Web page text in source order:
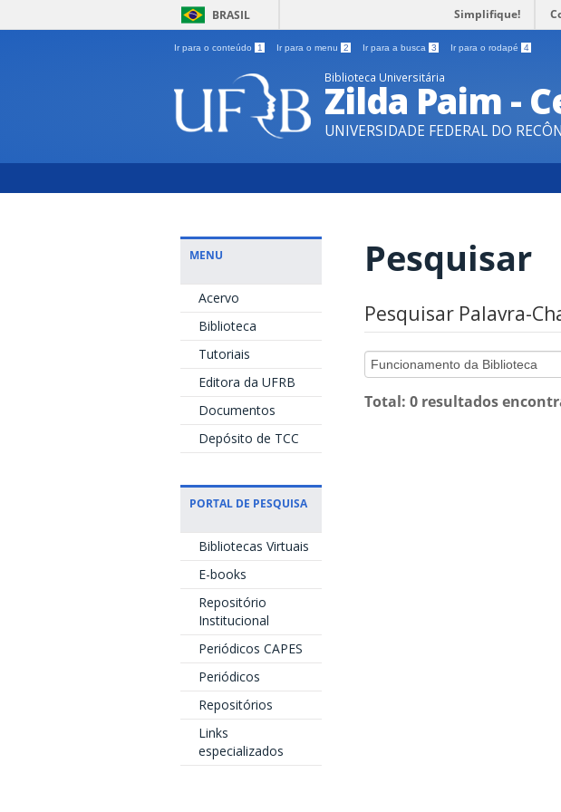
BRASIL Simplifique!
Ir para o conteúdo 1 Ir para o menu 2 Ir para a busca 3 Ir para o rodapé 4
Biblioteca Universitária
Zilda Paim -
UNIVERSIDADE FEDERAL DO
MENU
Acervo
Biblioteca
Tutoriais
Editora da UFRB
Documentos
Depósito de TCC
PORTAL DE PESQUISA
Bibliotecas Virtuais
E-books
Repositório
Institucional
Periódicos CAPES
Periódicos
Repositórios
Links
especializados
Pesquisar
Pesquisar Palavra-
Total: 0 resultados